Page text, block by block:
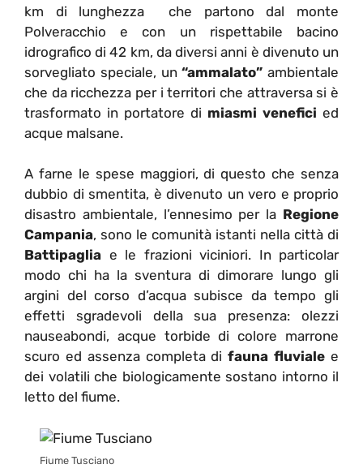
km di lunghezza che partono dal monte
Polveracchio e con un rispettabile bacino
idrografico di 42 km, da diversi anni è divenuto un
sorvegliato speciale, un“ammalato” ambientale
che da ricchezza per i territori che attraversa si è
trasformato in portatore di miasmi venefici ed
acque malsane.
A farne le spese maggiori, di questo che senza
dubbio di smentita, è divenuto un vero e proprio
disastro ambientale, l’ennesimo per la Regione
Campania, sono le comunità istanti nella città di
Battipaglia e le frazioni viciniori. In particolar
modo chi ha la sventura di dimorare lungo gli
argini del corso d’acqua subisce da tempo gli
effetti sgradevoli della sua presenza: olezzi
nauseabondi, acque torbide di colore marrone
scuro ed assenza completa difauna fluviale e
dei volatili che biologicamente sostano intorno il
letto del fiume.
Fiume Tusciano